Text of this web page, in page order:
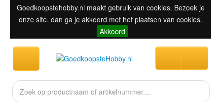
Goedkoopstehobby.nl maakt gebruik van cookies. Bezoek je
onze site, dan ga je akkoord met het plaatsen van cookies.
Akkoord